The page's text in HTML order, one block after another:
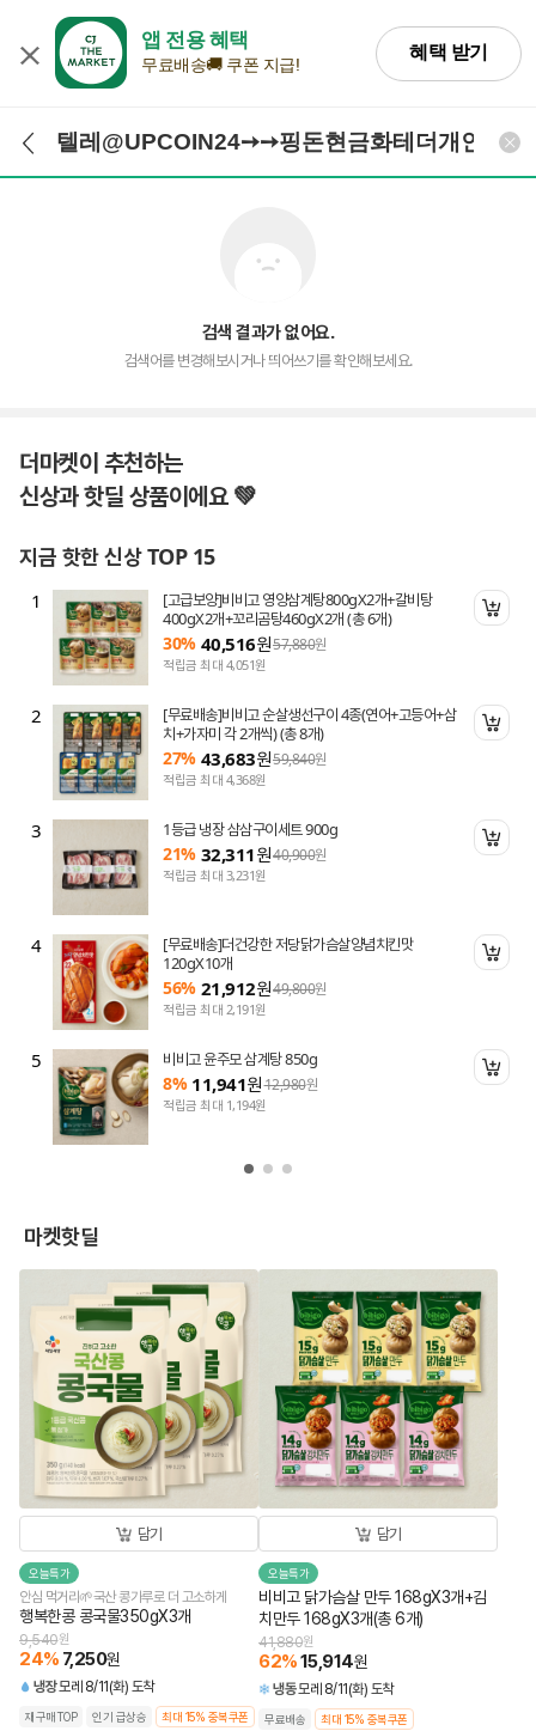
앱 전용 혜택
무료배송🚚 쿠폰 지급!
혜택 받기
검색어 입력 검
검색 결과가 없어요.
검색어를 변경해보시거나 띄어쓰기를 확인해보세요.
더마켓이 추천하는
신상과 핫딜 상품이에요 💚
지금 핫한 신상 TOP 15
담기
담기
담기
담기
담기
1
[고급보양]비비고 영양삼계탕800gX2개+갈비탕
400gX2개+꼬리곰탕460gX2개 (총 6개)
30% 40,516원57,880원
적립금 최대 4,051원
2
[무료배송]비비고 순살생선구이 4종(연어+고등어+삼
치+가자미 각 2개씩) (총 8개)
27% 43,683원59,840원
적립금 최대 4,368원
3 1등급 냉장 삼삼구이세트 900g
21% 32,311원40,900원
적립금 최대 3,231원
4
[무료배송]더건강한 저당닭가슴살양념치킨맛
120gX10개
56% 21,912원49,800원
적립금 최대 2,191원
5 비비고 윤주모 삼계탕 850g
8% 11,941원12,980원
적립금 최대 1,194원
마켓핫딜
담기
오늘특가
안심 먹거리🌱국산 콩가루로 더 고소하게
행복한콩 콩국물350gX3개
9,540원
24% 7,250원
냉장모레 8/11(화) 도착
재구매TOP 인기 급상승 최대 15% 중복쿠폰
담기
오늘특가
비비고 닭가슴살 만두 168gX3개+김
치만두 168gX3개(총 6개)
41,880원
62%15,914원
냉동모레 8/11(화) 도착
무료배송 최대 15% 중복쿠폰